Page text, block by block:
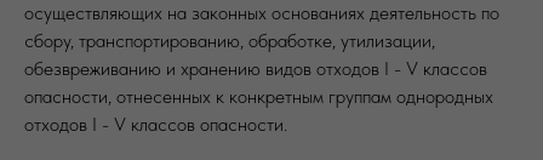
осуществляющих на законных основаниях деятельность по
сбору, транспортированию, обработке, утилизации,
обезвреживанию и хранению видов отходов I - V классов
опасности, отнесенных к конкретным группам однородных
отходов I - V классов опасности.